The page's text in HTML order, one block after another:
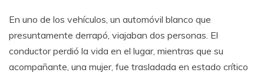
En uno de los vehículos, un automóvil blanco que
presuntamente derrapó, viajaban dos personas. El
conductor perdió la vida en el lugar, mientras que su
acompañante, una mujer, fue trasladada en estado crítico